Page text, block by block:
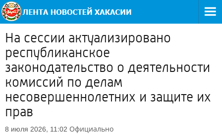
На сессии актуализировано
республиканское
законодательство о деятельности
комиссий по делам
несовершеннолетних и защите их
прав
8 июля 2026, 11:02 Официально